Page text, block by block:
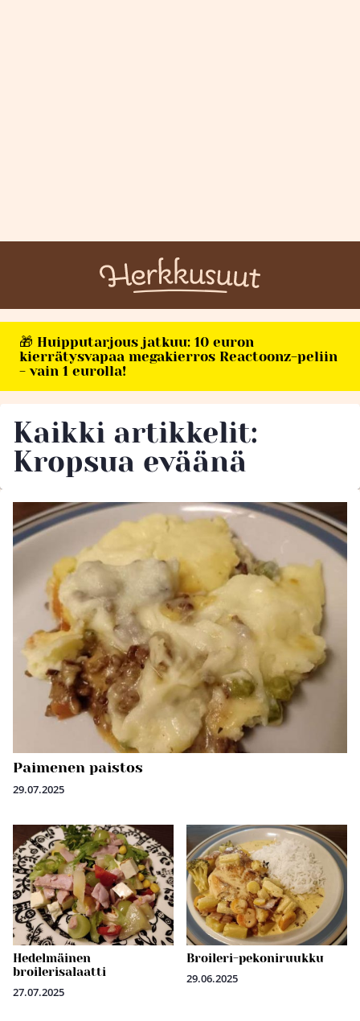
🎁 Huipputarjous jatkuu: 10 euron
kierrätysvapaa megakierros Reactoonz-peliin
- vain 1 eurolla!
Kaikki artikkelit:
Kropsua eväänä
Paimenen paistos
29.07.2025
Hedelmäinen
broilerisalaatti
27.07.2025
Broileri-pekoniruukku
29.06.2025